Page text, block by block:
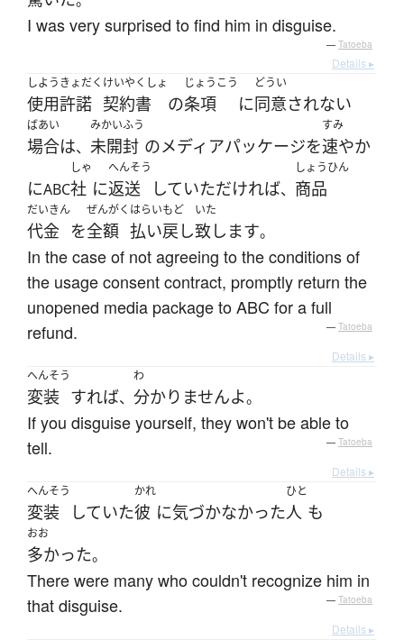
I was very surprised to find him in disguise.
— Tatoeba
Details ▸
しよう
使用
きょだく
許諾
けいやくしょ
契約書 の
じょうこう
条項 に
どうい
同意されない
ばあい
場合は、
みかいふう
未開封 のメディアパッケージを
すみ
速やか
にABC
しゃ
社 に
へんそう
返送 していただければ、
しょうひん
商品
だいきん
代金 を
ぜんがく
全額
はらいもど
払い戻し
いた
致します。
In the case of not agreeing to the conditions of
the usage consent contract, promptly return the
unopened media package to ABC for a full
refund.
— Tatoeba
Details ▸
へんそう
変装 すれば、
わ
分かりませんよ。
If you disguise yourself, they won't be able to
tell.
— Tatoeba
Details ▸
へんそう
変装 していた
かれ
彼 に気づかなかった
ひと
人 も
おお
多かった。
There were many who couldn't recognize him in
that disguise.
— Tatoeba
Details ▸